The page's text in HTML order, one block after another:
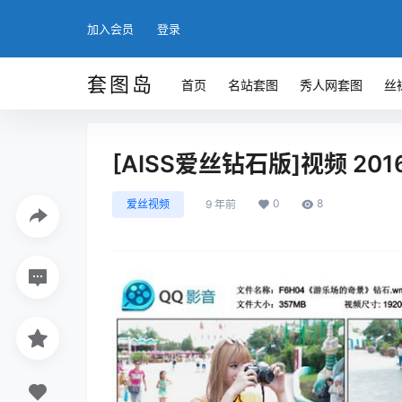
加入会员 登录
套图岛 首页 名站套图 秀人网套图 丝
[AISS爱丝钻石版]视频
爱丝视频 9 年前 0 8